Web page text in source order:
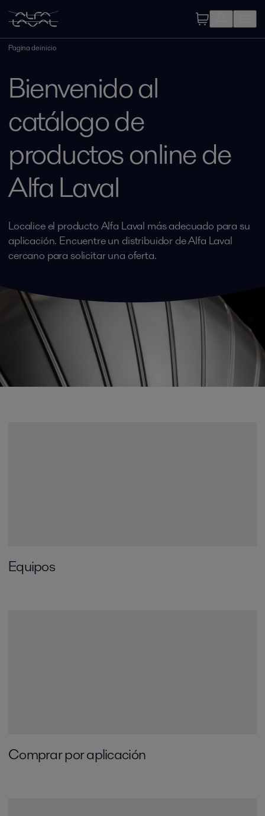
Pagina de inicio
Bienvenido al
catálogo de
productos online de
Alfa Laval
Localice el producto Alfa Laval más adecuado para su
aplicación. Encuentre un distribuidor de Alfa Laval
cercano para solicitar una oferta.
Equipos
Comprar por aplicación